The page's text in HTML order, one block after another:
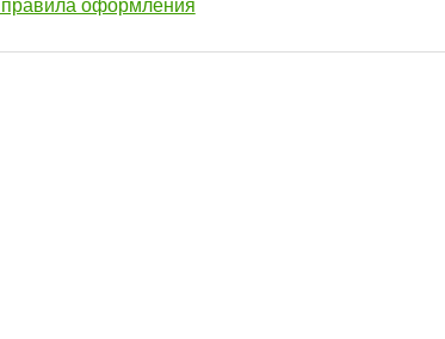
правила оформления